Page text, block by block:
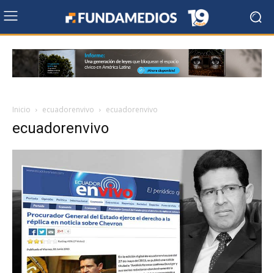
Inicio ecuadorenvivo ecuadorenvivo
ecuadorenvivo